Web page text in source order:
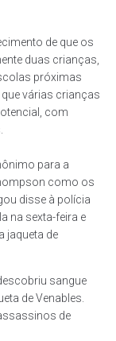
de que os
duas crianças,
próximas
várias crianças
com
para a
como os
disse à polícia
na sexta-feira e
jaqueta de
sangue
de Venables.
de